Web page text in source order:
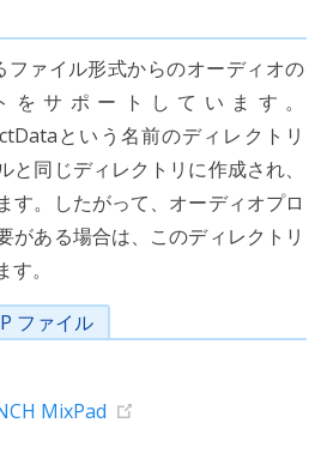
ァイル形式からのオーディオの
サポートしています。
という名前のディレクトリ
と同じディレクトリに作成され、
す。したがって、オーディオプロ
がある場合は、このディレクトリ
。
ファイル
MixPad